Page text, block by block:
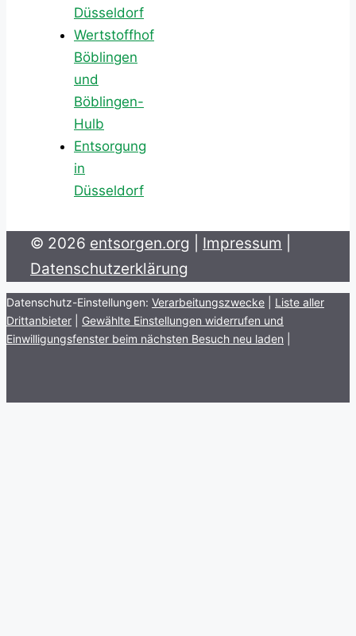
Düsseldorf
Wertstoffhof
Böblingen
und
Böblingen-
Hulb
Entsorgung
in
Düsseldorf
© 2026 entsorgen.org Impressum
Datenschutzerklärung
Datenschutz-Einstellungen: Verarbeitungszwecke
Liste aller
Drittanbieter
Gewählte Einstellungen widerrufen und
Einwilligungsfenster beim nächsten Besuch neu laden